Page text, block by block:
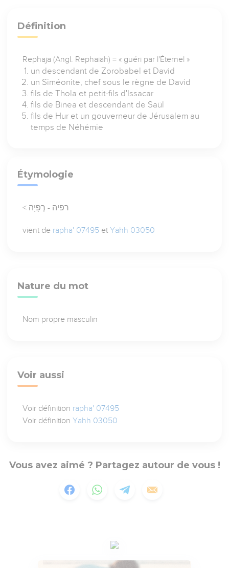
Définition
Rephaja (Angl. Rephaiah) = « guéri par l'Éternel »
un descendant de Zorobabel et David
un Siméonite, chef sous le règne de David
fils de Thola et petit-fils d'Issacar
fils de Binea et descendant de Saül
fils de Hur et un gouverneur de Jérusalem au
temps de Néhémie
Étymologie
< רפיה - רְפָיָה
vient de rapha' 07495 etYahh 03050
Nature du mot
Nom propre masculin
Voir aussi
Voir définition rapha' 07495
Voir définitionYahh 03050
Vous avez aimé ? Partagez autour de vous !